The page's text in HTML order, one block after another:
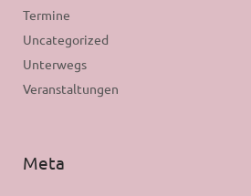
Termine
Uncategorized
Unterwegs
Veranstaltungen
Meta